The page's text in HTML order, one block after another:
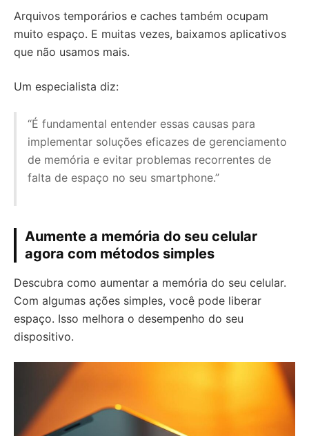
Arquivos temporários e caches também ocupam
muito espaço. E muitas vezes, baixamos aplicativos
que não usamos mais.
Um especialista diz:
“É fundamental entender essas causas para
implementar soluções eficazes de gerenciamento
de memória e evitar problemas recorrentes de
falta de espaço no seu smartphone.”
Aumente a memória do seu celular
agora com métodos simples
Descubra como aumentar a memória do seu celular.
Com algumas ações simples, você pode liberar
espaço. Isso melhora o desempenho do seu
dispositivo.